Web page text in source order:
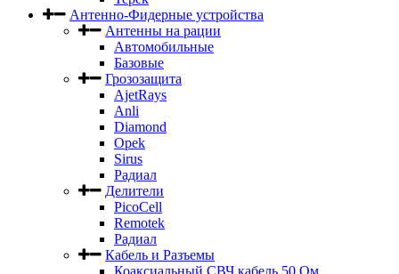
Антенно-Фидерные устройства
Антенны на рации
Автомобильные
Базовые
Грозозащита
AjetRays
Anli
Diamond
Opek
Sirus
Радиал
Делители
PicoCell
Remotek
Радиал
Кабель и Разъемы
Коаксиальный СВЧ кабель 50 Ом